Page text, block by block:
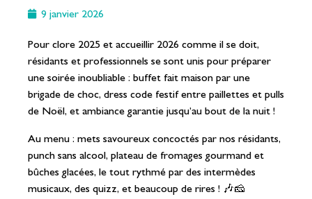
9 janvier 2026
Pour clore 2025 et accueillir 2026 comme il se doit,
résidants et professionnels se sont unis pour préparer
une soirée inoubliable : buffet fait maison par une
brigade de choc, dress code festif entre paillettes et pulls
de Noël, et ambiance garantie jusqu’au bout de la nuit !
Au menu : mets savoureux concoctés par nos résidants,
punch sans alcool, plateau de fromages gourmand et
bûches glacées, le tout rythmé par des intermèdes
musicaux, des quizz, et beaucoup de rires ! 🎶🧀